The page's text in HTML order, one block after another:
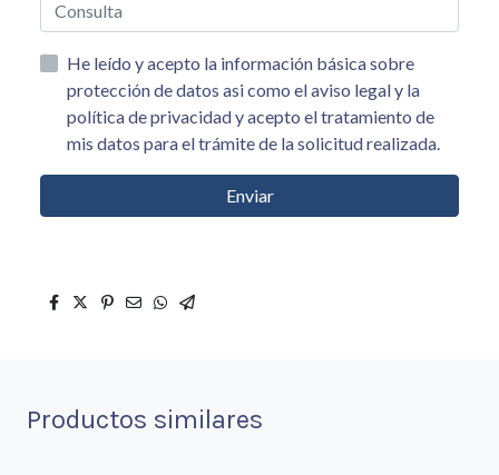
He leído y acepto la información básica sobre
protección de datos asi como el aviso legal y la
política de privacidad y acepto el tratamiento de
mis datos para el trámite de la solicitud realizada.
Enviar
Productos similares